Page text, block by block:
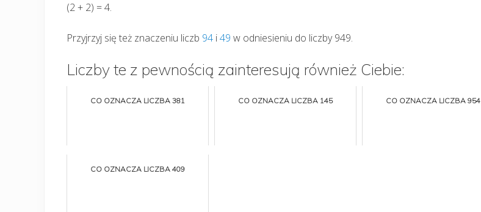
(2 + 2) = 4.
Przyjrzyj się też znaczeniu liczb 94 i49 w odniesieniu do liczby 949.
Liczby te z pewnością zainteresują również Ciebie:
CO OZNACZA LICZBA 381 CO OZNACZA LICZBA 145 CO OZNACZA LICZBA 954
CO OZNACZA LICZBA 409